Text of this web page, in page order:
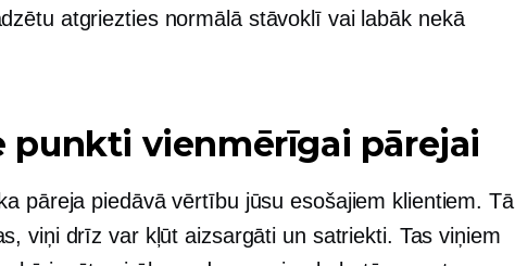
atgriezties normālā stāvoklī vai labāk nekā
punkti vienmērīgai pārejai
pāreja piedāvā vērtību jūsu esošajiem klientiem. Tā
viņi drīz var kļūt aizsargāti un satriekti. Tas viņiem